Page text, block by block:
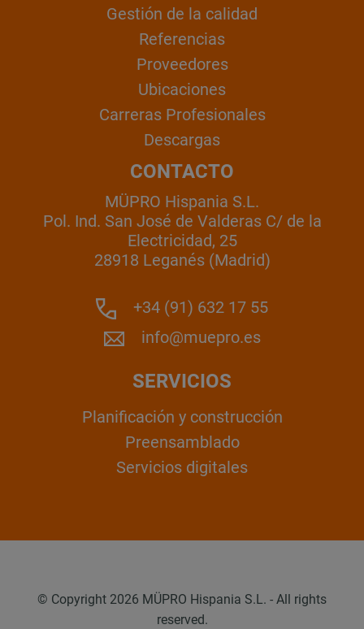
Gestión de la calidad
Referencias
Proveedores
Ubicaciones
Carreras Profesionales
Descargas
CONTACTO
MÜPRO Hispania S.L.
Pol. Ind. San José de Valderas C/ de la
Electricidad, 25
28918 Leganés (Madrid)
+34 (91) 632 17 55
info@muepro.es
SERVICIOS
Planificación y construcción
Preensamblado
Servicios digitales
© Copyright 2026 MÜPRO Hispania S.L. - All rights
reserved.